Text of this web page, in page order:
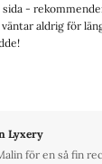
-
aldrig för
Lyxery
för en så fin